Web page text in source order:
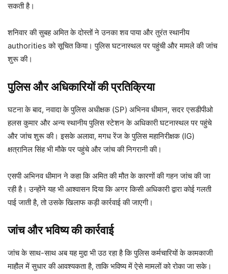
सकती है।
शनिवार की सुबह अमित के दोस्तों ने उनका शव पाया और तुरंत स्थानीय
authorities को सूचित किया। पुलिस घटनास्थल पर पहुंची और मामले की जांच
शुरू की।
पुलिस और अधिकारियों की प्रतिक्रिया
घटना के बाद, नवादा के पुलिस अधीक्षक (SP) अभिनव धीमान, सदर एसडीपीओ
हलस कुमार और अन्य स्थानीय पुलिस स्टेशन के अधिकारी घटनास्थल पर पहुंचे
और जांच शुरू की। इसके अलावा, मगध रेंज के पुलिस महानिरीक्षक (IG)
क्षत्रानिल सिंह भी मौके पर पहुंचे और जांच की निगरानी की।
एसपी अभिनव धीमान ने कहा कि अमित की मौत के कारणों की गहन जांच की जा
रही है। उन्होंने यह भी आश्वासन दिया कि अगर किसी अधिकारी द्वारा कोई गलती
पाई जाती है, तो उसके खिलाफ कड़ी कार्रवाई की जाएगी।
जांच और भविष्य की कार्रवाई
जांच के साथ-साथ अब यह मुद्दा भी उठ रहा है कि पुलिस कर्मचारियों के कामकाजी
माहौल में सुधार की आवश्यकता है, ताकि भविष्य में ऐसे मामलों को रोका जा सके।